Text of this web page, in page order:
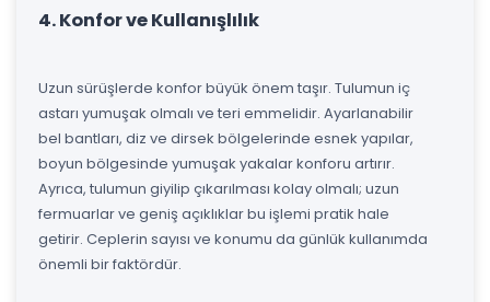
4. Konfor ve Kullanışlılık
Uzun sürüşlerde konfor büyük önem taşır. Tulumun iç
astarı yumuşak olmalı ve teri emmelidir. Ayarlanabilir
bel bantları, diz ve dirsek bölgelerinde esnek yapılar,
boyun bölgesinde yumuşak yakalar konforu artırır.
Ayrıca, tulumun giyilip çıkarılması kolay olmalı; uzun
fermuarlar ve geniş açıklıklar bu işlemi pratik hale
getirir. Ceplerin sayısı ve konumu da günlük kullanımda
önemli bir faktördür.